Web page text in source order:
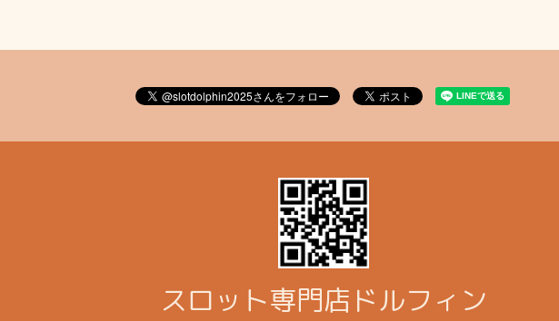
スロット専門店ドルフィン